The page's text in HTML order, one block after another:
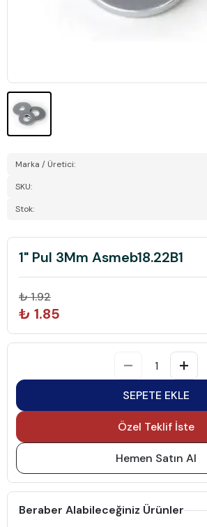
Marka / Üretici:
SKU:
Stok:
1" Pul 3Mm Asmeb18.22B1
₺ 1.92
₺ 1.85
SEPETE EKLE
Özel Teklif İste
Hemen Satın Al
Beraber Alabileceğiniz Ürünler